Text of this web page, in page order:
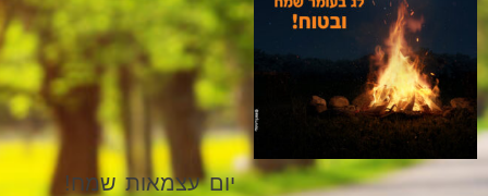
יום עצמאות שמח!